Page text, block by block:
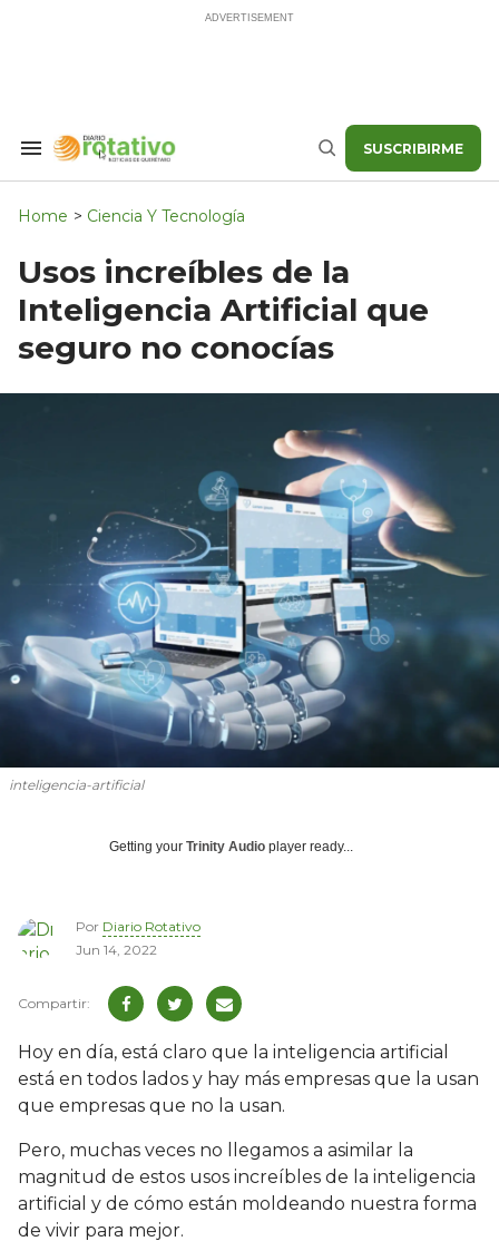
Search
Navigation
Buscar SUSCRIBIRME
Home > Ciencia Y Tecnología
Usos increíbles de la
Inteligencia Artificial que
seguro no conocías
inteligencia-artificial
Getting your Trinity Audio player ready...
Por Diario Rotativo
Jun 14, 2022
Hoy en día, está claro que la inteligencia artificial
está en todos lados y hay más empresas que la usan
que empresas que no la usan.
Pero, muchas veces no llegamos a asimilar la
magnitud de estos usos increíbles de la inteligencia
artificial y de cómo están moldeando nuestra forma
de vivir para mejor.